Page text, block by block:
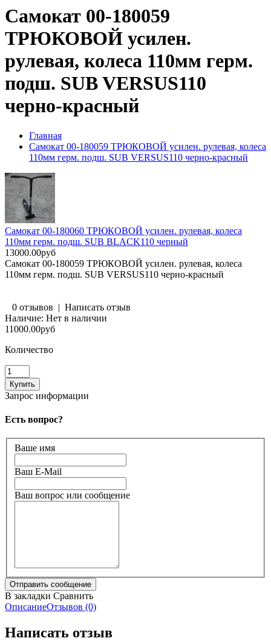
Самокат 00-180059
ТРЮКОВОЙ усилен.
рулевая, колеса 110мм герм.
подш. SUB VERSUS110
черно-красный
Главная
Самокат 00-180059 ТРЮКОВОЙ усилен. рулевая, колеса
110мм герм. подш. SUB VERSUS110 черно-красный
Самокат 00-180060 ТРЮКОВОЙ усилен. рулевая, колеса
110мм герм. подш. SUB BLACK110 черный
13000.00руб
Самокат 00-180059 ТРЮКОВОЙ усилен. рулевая, колеса
110мм герм. подш. SUB VERSUS110 черно-красный
0 отзывов | Написать отзыв
Наличие: Нет в наличии
11000.00руб
Количество
Запрос информации
Есть вопрос?
Ваше имя
Ваш E-Mail
Ваш вопрос или сообщение
В закладки Сравнить
ОписаниеОтзывов (0)
Написать отзыв